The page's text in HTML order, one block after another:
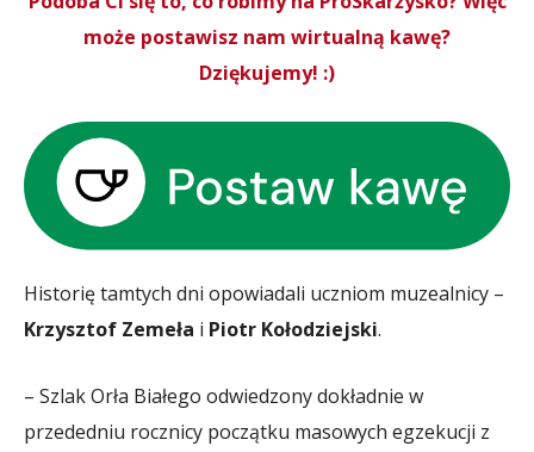
może postawisz nam wirtualną kawę?
Dziękujemy! :)
Historię tamtych dni opowiadali uczniom muzealnicy –
Krzysztof Zemeła i Piotr Kołodziejski.
– Szlak Orła Białego odwiedzony dokładnie w
przededniu rocznicy początku masowych egzekucji z